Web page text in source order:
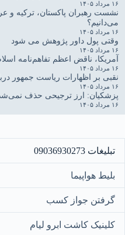
۱۶ مرداد ۱۴۰۵
نشست رهبران پاکستان، ترکیه و
می‌دانیم؟
۱۶ مرداد ۱۴۰۵
وقتی پول داور پژوهش می شود
۱۶ مرداد ۱۴۰۵
آمریکا، ناقض اعظم تفاهم‌نامه
۱۶ مرداد ۱۴۰۵
نقبی بر اظهارات ریاست جمهور
۱۶ مرداد ۱۴۰۵
پزشکیان: ارز ترجیحی حذف
۱۶ مرداد ۱۴۰۵
تبلیغات 09036930273
بلیط هواپیما
گرفتن جواز کسب
کلینیک کاشت ابرو لیام